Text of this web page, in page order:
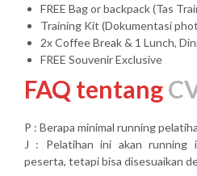
FREE Bag or backpack (Tas
Training Kit (Dokumentasi
2x Coffee Break & 1 Lunch,
FREE Souvenir Exclusive
FAQ tentang
P : Berapa minimal running
J : Pelatihan ini akan running
peserta, tetapi bisa disesuaikan